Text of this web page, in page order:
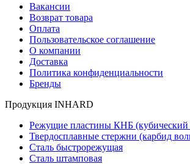
Вакансии
Возврат товара
Оплата
Пользовательское соглашение
О компании
Доставка
Политика конфиденциальности
Бренды
Продукция INHARD
Режущие пластины КНБ (кубический
Твердосплавные стержни (карбид
Сталь быстрорежущая
Сталь штамповая